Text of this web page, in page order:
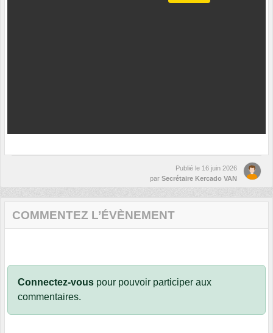
Publié le 16 juin 2026
par Secrétaire Kercado VAN
COMMENTEZ L’ÉVÈNEMENT
Connectez-vous pour pouvoir participer aux
commentaires.